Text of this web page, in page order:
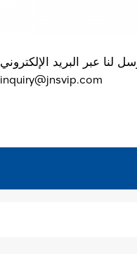
لنا عبر البريد الإلكتروني
inquiry@jnsvip.com